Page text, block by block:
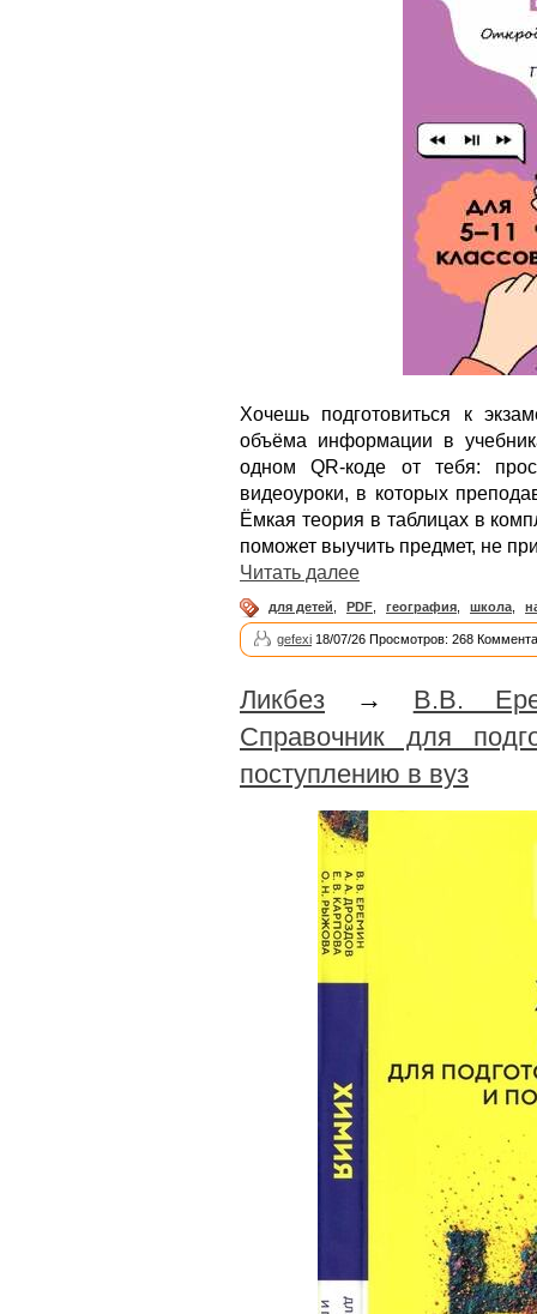
Хочешь подготовиться к
объёма информации в
одном QR-коде от тебя:
видеоуроки, в которых
Ёмкая теория в таблицах в
поможет выучить предмет, не
Читать далее
для детей PDF география школа
gefexi 18/07/26 Просмотров: 268
Ликбез → В.В.
Справочник для
поступлению в вуз